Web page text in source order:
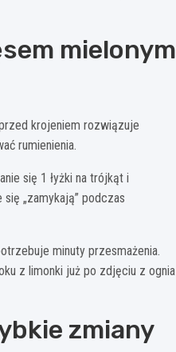
mielonym
krojeniem rozwiązuje
rumienienia.
się 1 łyżki na trójkąt i
„zamykają” podczas
minuty przesmażenia.
z limonki już po zdjęciu z ognia
zmiany